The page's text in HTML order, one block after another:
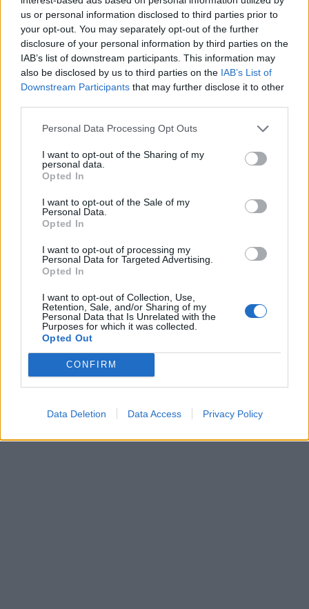
us or personal information disclosed to third parties prior to
your opt-out. You may separately opt-out of the further
disclosure of your personal information by third parties on the
IAB’s list of downstream participants. This information may
also be disclosed by us to third parties on the IAB’s List of
Downstream Participants that may further disclose it to other
Personal Data Processing Opt Outs
I want to opt-out of the Sharing of my
personal data.
Opted In
I want to opt-out of the Sale of my
Personal Data.
Opted In
I want to opt-out of processing my
Personal Data for Targeted Advertising.
Opted In
I want to opt-out of Collection, Use,
Retention, Sale, and/or Sharing of my
Personal Data that Is Unrelated with the
Purposes for which it was collected.
Opted Out
CONFIRM
Data Deletion Data Access Privacy Policy
00:00 01:16
Leonardo Maria Del Vecchio dall'ex compagna
in ospedale. Le dichiarazioni ai giornalisti